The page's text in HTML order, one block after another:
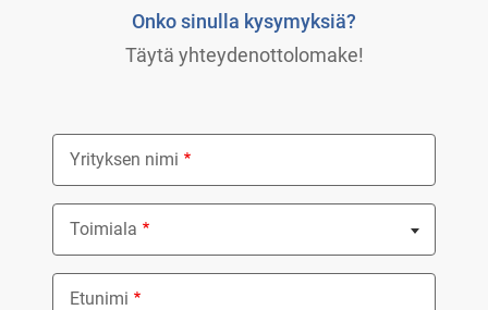
Onko sinulla kysymyksiä?
Täytä yhteydenottolomake!
Yrityksen nimi
Toimiala
Nothing selected
Etunimi